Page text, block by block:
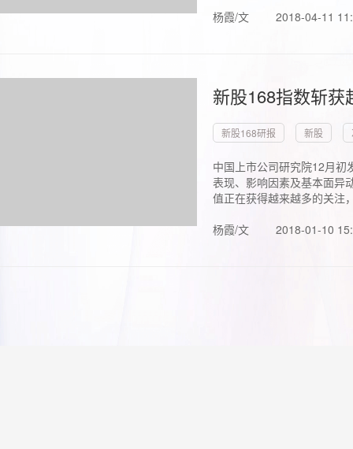
杨霞/文 2018-04-11
新股168指数斩
新股168研报 新股
中国上市公司研究院12月初
表现、影响因素及基本面异
值正在获得越来越多的关注
杨霞/文
2018-01-10